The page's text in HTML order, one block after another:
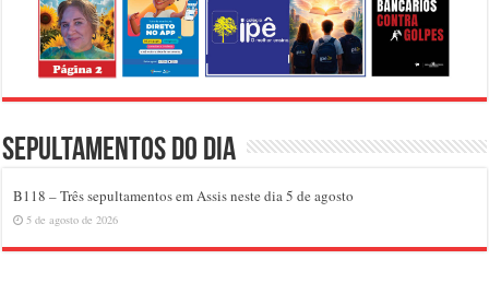
Sepultamentos do dia
B118 – Três sepultamentos em Assis neste dia 5 de agosto
5 de agosto de 2026